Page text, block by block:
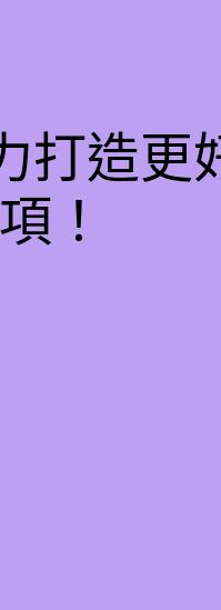
打造更
！